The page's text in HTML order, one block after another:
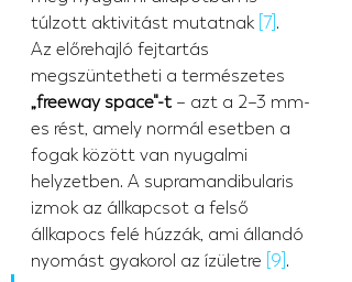
túlzott aktivitást mutatnak [7] .
Az előrehajló fejtartás
megszüntetheti a természetes
„freeway space"-t – azt a 2–3 mm-
es rést, amely normál esetben a
fogak között van nyugalmi
helyzetben. A supramandibularis
izmok az állkapcsot a felső
állkapocs felé húzzák, ami állandó
nyomást gyakorol az ízületre [9] .